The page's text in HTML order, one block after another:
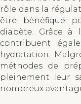
rôle dans la
être bénéfique
diabète. Grâce à
contribuent
hydratation.
méthodes de
pleinement leur
nombreux